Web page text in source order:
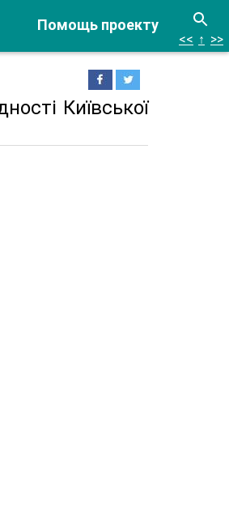
Помощь проекту
<< ↑ >>
Київської